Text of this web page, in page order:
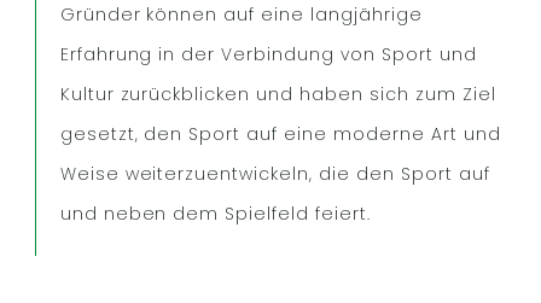
Gründer können auf eine langjährige
Erfahrung in der Verbindung von Sport und
Kultur zurückblicken und haben sich zum Ziel
gesetzt, den Sport auf eine moderne Art und
Weise weiterzuentwickeln, die den Sport auf
und neben dem Spielfeld feiert.